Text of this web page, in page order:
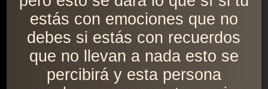
estás con emociones que no
debes si estás con recuerdos
que no llevan a nada esto se
percibirá y esta persona